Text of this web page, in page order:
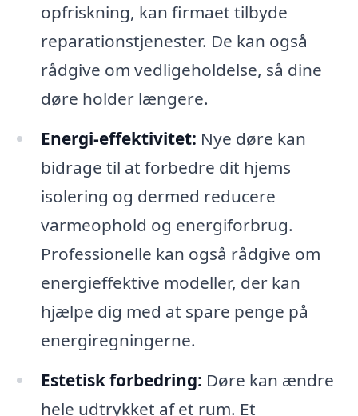
opfriskning, kan firmaet tilbyde
reparationstjenester. De kan også
rådgive om vedligeholdelse, så dine
døre holder længere.
Energi-effektivitet: Nye døre kan
bidrage til at forbedre dit hjems
isolering og dermed reducere
varmeophold og energiforbrug.
Professionelle kan også rådgive om
energieffektive modeller, der kan
hjælpe dig med at spare penge på
energiregningerne.
Estetisk forbedring: Døre kan ændre
hele udtrykket af et rum. Et